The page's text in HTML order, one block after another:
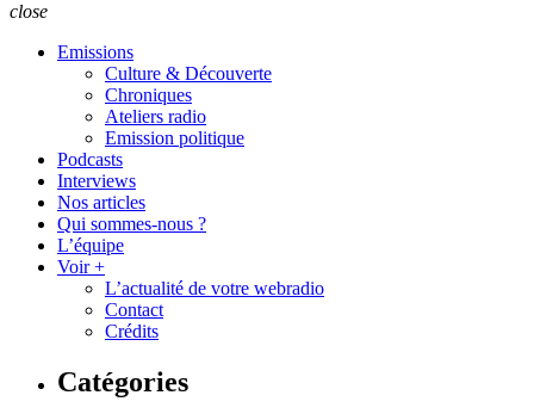
close
Emissions
Culture & Découverte
Chroniques
Ateliers radio
Emission politique
Podcasts
Interviews
Nos articles
Qui sommes-nous ?
L’équipe
Voir +
L’actualité de votre webradio
Contact
Crédits
Catégories